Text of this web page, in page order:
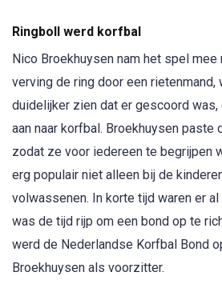
Ringboll werd korfbal
Nico Broekhuysen nam het spel mee
verving de ring door een rietenmand,
duidelijker zien dat er gescoord was,
aan naar korfbal. Broekhuysen paste
zodat ze voor iedereen te begrijpen
erg populair niet alleen bij de
volwassenen. In korte tijd waren er
was de tijd rijp om een bond op te
werd de Nederlandse Korfbal Bond
Broekhuysen als voorzitter.